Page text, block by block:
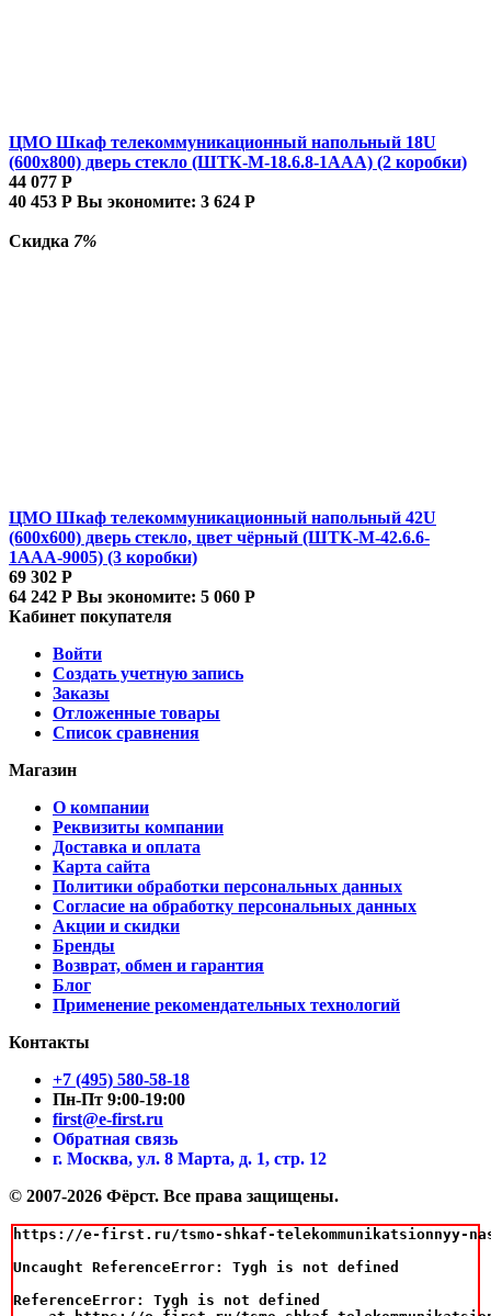
ЦМО Шкаф телекоммуникационный напольный 18U
(600x800) дверь стекло (ШТК-М-18.6.8-1AAA) (2 коробки)
44 077 Р
40 453 Р Вы экономите: 3 624 Р
Скидка 7%
ЦМО Шкаф телекоммуникационный напольный 42U
(600x600) дверь стекло, цвет чёрный (ШТК-М-42.6.6-
1ААА-9005) (3 коробки)
69 302 Р
64 242 Р Вы экономите: 5 060 Р
Кабинет покупателя
Войти
Создать учетную запись
Заказы
Отложенные товары
Список сравнения
Магазин
О компании
Реквизиты компании
Доставка и оплата
Карта сайта
Политики обработки персональных данных
Согласие на обработку персональных данных
Акции и скидки
Бренды
Возврат, обмен и гарантия
Блог
Применение рекомендательных технологий
Контакты
+7 (495) 580-58-18
Пн-Пт 9:00-19:00
first@e-first.ru
Обратная связь
г. Москва, ул. 8 Марта, д. 1, стр. 12
© 2007-2026 Фёрст. Все права защищены.
https://e-first.ru/tsmo-shkaf-telekommunikatsionnyy-
Uncaught ReferenceError: Tygh is not defined
ReferenceError: Tygh is not defined